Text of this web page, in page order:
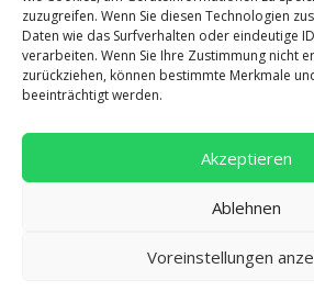
zuzugreifen. Wenn Sie diesen Technologien
Daten wie das Surfverhalten oder eindeutige
verarbeiten. Wenn Sie Ihre Zustimmung nicht
zurückziehen, können bestimmte Merkmale
beeinträchtigt werden.
Akzeptieren
Ablehnen
Voreinstellungen
02632/96560